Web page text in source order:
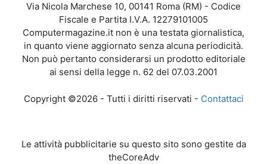
Via Nicola Marchese 10, 00141 Roma (RM) - Codice
Fiscale e Partita I.V.A. 12279101005
Computermagazine.it non è una testata giornalistica,
in quanto viene aggiornato senza alcuna periodicità.
Non può pertanto considerarsi un prodotto editoriale
ai sensi della legge n. 62 del 07.03.2001
Copyright ©2026 - Tutti i diritti riservati - Contattaci
Le attività pubblicitarie su questo sito sono gestite da
theCoreAdv